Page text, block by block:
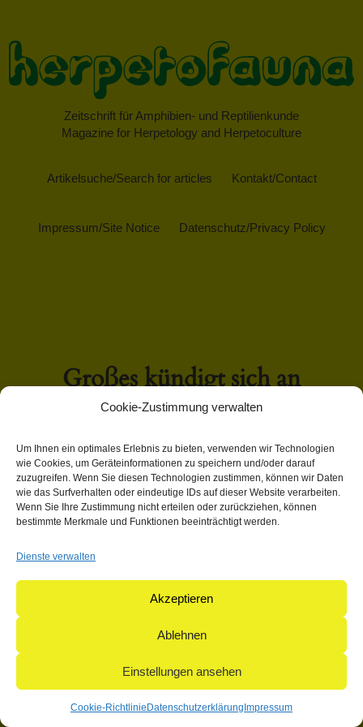
Cookie-Zustimmung verwalten
Um Ihnen ein optimales Erlebnis zu bieten, verwenden wir Technologien
wie Cookies, um Geräteinformationen zu speichern und/oder darauf
zuzugreifen. Wenn Sie diesen Technologien zustimmen, können wir Daten
wie das Surfverhalten oder eindeutige IDs auf dieser Website verarbeiten.
Wenn Sie Ihre Zustimmung nicht erteilen oder zurückziehen, können
bestimmte Merkmale und Funktionen beeinträchtigt werden.
Dienste verwalten
Akzeptieren
Ablehnen
Einstellungen ansehen
Cookie-Richtlinie Datenschutzerklärung Impressum
Zeitschrift für Amphibien- und Reptilienkunde
Magazine for Herpetology and Herpetoculture
Artikelsuche/Search for articles Kontakt/Contact
Impressum/Site Notice Datenschutz/Privacy Policy
Großes kündigt sich an
Hier bahnt sich etwas Großes an! Unser Shop ist in Arbeit
und wird bald veröffentlicht!
© 2004-2026: herpetofauna Verlags-GmbH | Postfach 11 10 |
71365 Weinstadt | Germany